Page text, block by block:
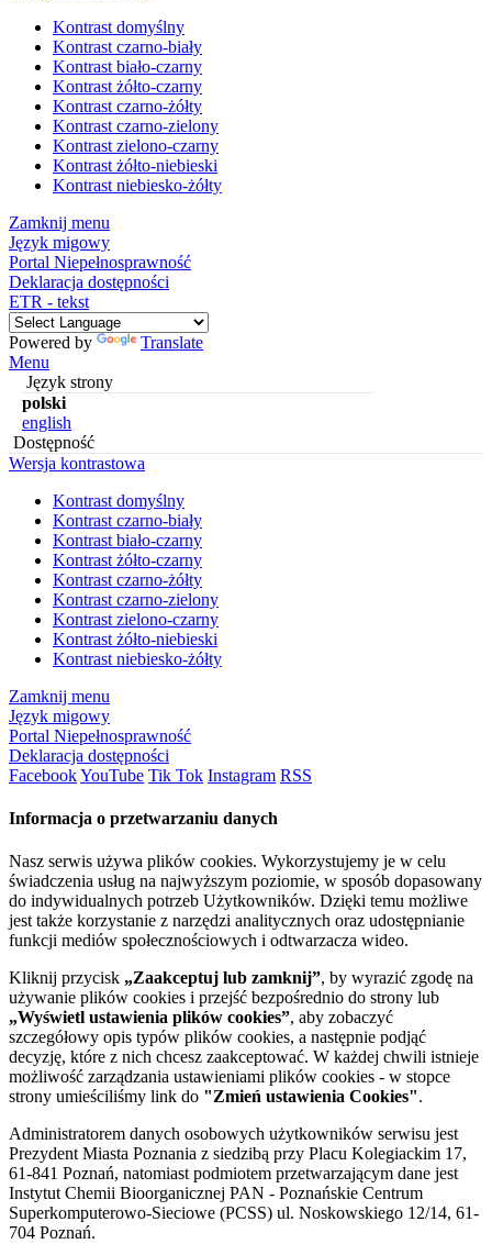
Kontrast domyślny
Kontrast czarno-biały
Kontrast biało-czarny
Kontrast żółto-czarny
Kontrast czarno-żółty
Kontrast czarno-zielony
Kontrast zielono-czarny
Kontrast żółto-niebieski
Kontrast niebiesko-żółty
Zamknij menu
Język migowy
Portal Niepełnosprawność
Deklaracja dostępności
ETR - tekst
Powered by
Translate
Menu
Język strony
polski
english
Dostępność
Wersja kontrastowa
Kontrast domyślny
Kontrast czarno-biały
Kontrast biało-czarny
Kontrast żółto-czarny
Kontrast czarno-żółty
Kontrast czarno-zielony
Kontrast zielono-czarny
Kontrast żółto-niebieski
Kontrast niebiesko-żółty
Zamknij menu
Język migowy
Portal Niepełnosprawność
Deklaracja dostępności
FacebookYouTube Tik Tok Instagram RSS
Informacja o przetwarzaniu danych
Nasz serwis używa plików cookies. Wykorzystujemy je w celu
świadczenia usług na najwyższym poziomie, w sposób dopasowany
do indywidualnych potrzeb Użytkowników. Dzięki temu możliwe
jest także korzystanie z narzędzi analitycznych oraz udostępnianie
funkcji mediów społecznościowych i odtwarzacza wideo.
Kliknij przycisk „Zaakceptuj lub zamknij”, by wyrazić zgodę na
używanie plików cookies i przejść bezpośrednio do strony lub
„Wyświetl ustawienia plików cookies”, aby zobaczyć
szczegółowy opis typów plików cookies, a następnie podjąć
decyzję, które z nich chcesz zaakceptować. W każdej chwili istnieje
możliwość zarządzania ustawieniami plików cookies - w stopce
strony umieściliśmy link do "Zmień ustawienia Cookies".
Administratorem danych osobowych użytkowników serwisu jest
Prezydent Miasta Poznania z siedzibą przy Placu Kolegiackim 17,
61-841 Poznań, natomiast podmiotem przetwarzającym dane jest
Instytut Chemii Bioorganicznej PAN - Poznańskie Centrum
Superkomputerowo-Sieciowe (PCSS) ul. Noskowskiego 12/14, 61-
704 Poznań.